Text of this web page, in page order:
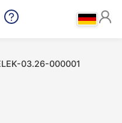
03.26-000001